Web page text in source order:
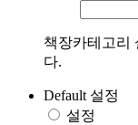
책장카테고리
다.
Default 설정
설정